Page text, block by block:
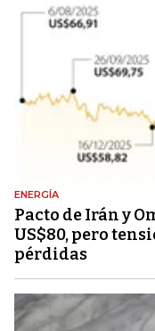
ENERGÍA
Pacto de Irán y
US$80, pero
pérdidas